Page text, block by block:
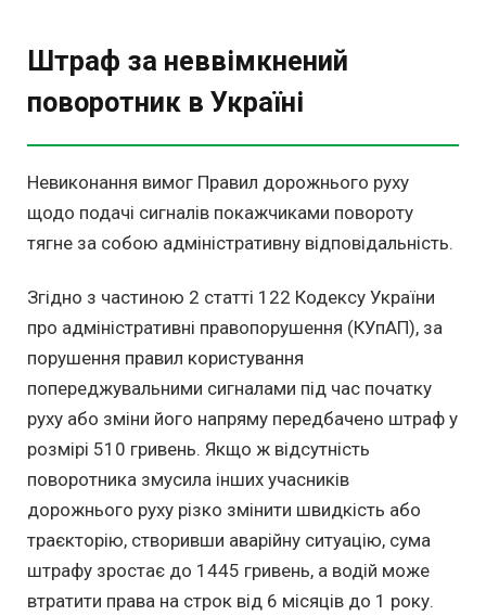
Штраф за неввімкнений
поворотник в Україні
Невиконання вимог Правил дорожнього руху
щодо подачі сигналів покажчиками повороту
тягне за собою адміністративну відповідальність.
Згідно з частиною 2 статті 122 Кодексу України
про адміністративні правопорушення (КУпАП), за
порушення правил користування
попереджувальними сигналами під час початку
руху або зміни його напряму передбачено штраф у
розмірі 510 гривень. Якщо ж відсутність
поворотника змусила інших учасників
дорожнього руху різко змінити швидкість або
траєкторію, створивши аварійну ситуацію, сума
штрафу зростає до 1445 гривень, а водій може
втратити права на строк від 6 місяців до 1 року.